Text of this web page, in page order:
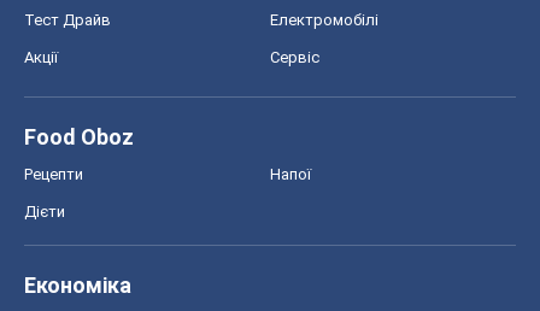
Тест Драйв Електромобілі
Акції Сервіс
Food Oboz
Рецепти Напої
Дієти
Економіка